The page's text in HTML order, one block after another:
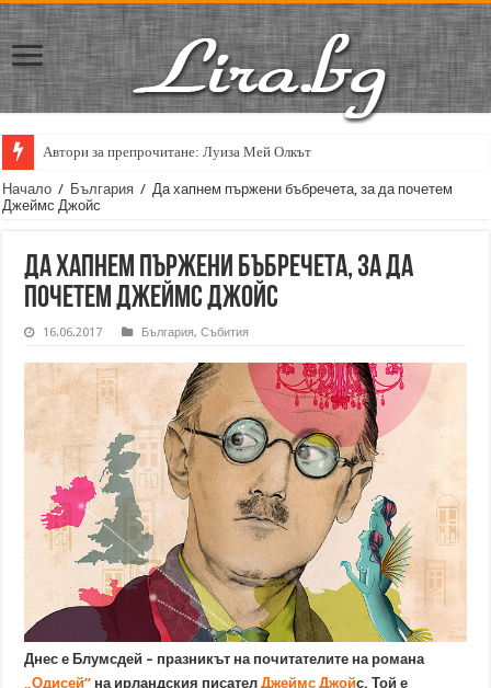
Автори за препрочитане: Луиза Мей Олкът
Кирил Кадийски: „Плачът на големия поет винаги е и сила, и
Начало / България / Да хапнем пържени бъбречета, за да почетем
Джеймс Джойс
Да хапнем пържени бъбречета, за да
почетем Джеймс Джойс
16.06.2017 България,Събития
Днес е Блумсдей – празникът на почитателите на романа
„Одисей” на ирландския писателДжеймс Джойс. Той е